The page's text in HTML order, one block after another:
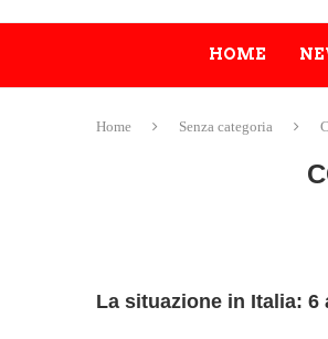
HOME
Home Senza categoria
La situazione in Italia: 6